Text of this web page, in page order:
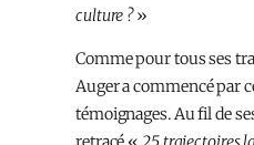
culture ?»
Comme pour tous ses
Auger a commencé par
témoignages. Au fil de